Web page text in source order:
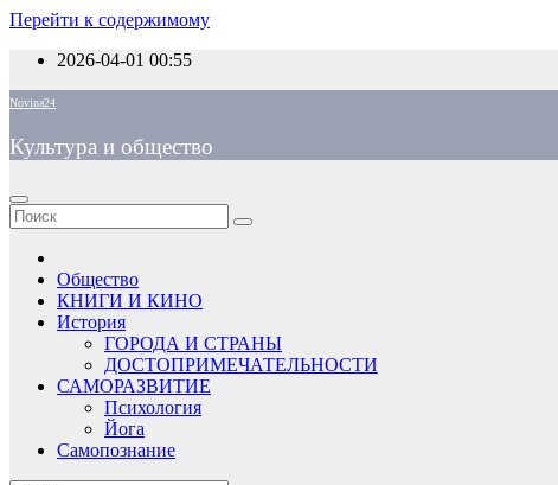
Перейти к содержимому
2026-04-01 00:55
Novina24
Культура и общество
Общество
КНИГИ И КИНО
История
ГОРОДА И СТРАНЫ
ДОСТОПРИМЕЧАТЕЛЬНОСТИ
САМОРАЗВИТИЕ
Психология
Йога
Самопознание